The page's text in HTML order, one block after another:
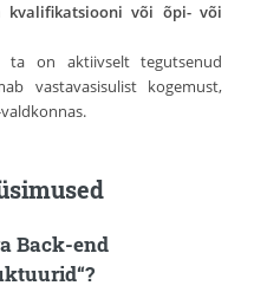
kvalifikatsiooni või õpi- või
ta on aktiivselt tegutsenud
vastavasisulist kogemust,
Back-end